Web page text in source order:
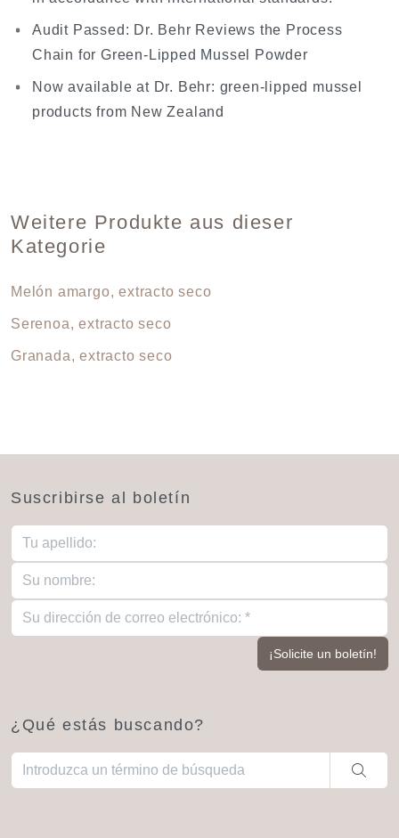
Audit Passed: Dr. Behr Reviews the Process
Chain for Green-Lipped Mussel Powder
Now available at Dr. Behr: green-lipped mussel
products from New Zealand
Weitere Produkte aus dieser
Kategorie
Melón amargo, extracto seco
Serenoa, extracto seco
Granada, extracto seco
Suscribirse al boletín
¿Qué estás buscando?
Cuando hay resultados autocompletados, puedes utilizar